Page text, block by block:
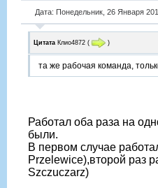
Дата: Понедельник, 26 Января
Цитата Клио4872 ( )
та же рабочая команда,
Работал оба раза на
были.
В первом случае
Przelewice),второй раз
Szczuczarz)